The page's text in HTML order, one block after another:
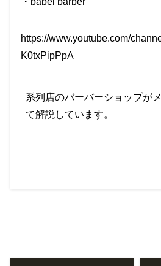
https://www.youtube.com/
K0txPipPpA
系列店のバーバーショップが
て解説しています。